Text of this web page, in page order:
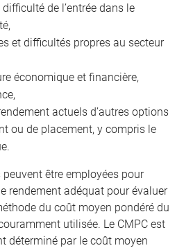
de l’entrée dans le
et difficultés propres au secteur
économique et financière,
actuels d’autres options
ou de placement, y compris le
être employées pour
rendement adéquat pour évaluer
du coût moyen pondéré du
utilisée. Le CMPC est
déterminé par le coût moyen